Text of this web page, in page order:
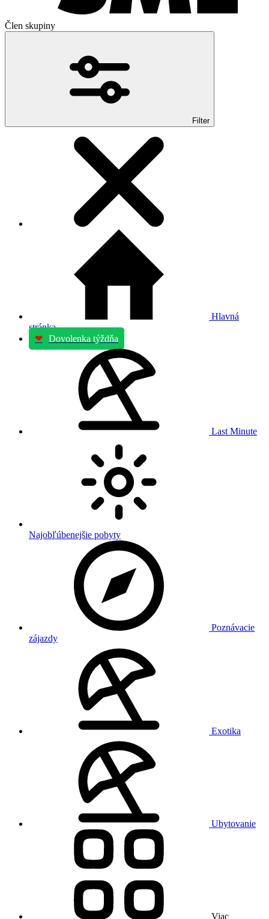
Člen skupiny
Filter
Hlavná
stránka
❤ Dovolenka týždňa
Last Minute
Najobľúbenejšie pobyty
Poznávacie
zájazdy
Exotika
Ubytovanie
Viac